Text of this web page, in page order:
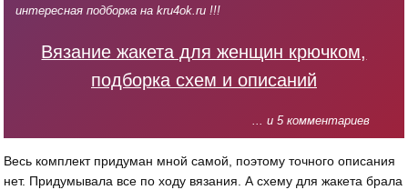
интересная подборка на kru4ok.ru !!!
Вязание жакета для женщин крючком,
подборка схем и описаний
... и 5 комментариев
Весь комплект придуман мной самой, поэтому точного описания
нет. Придумывала все по ходу вязания. А схему для жакета брала